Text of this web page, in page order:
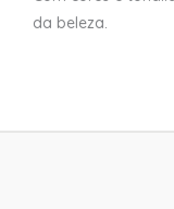
da beleza.